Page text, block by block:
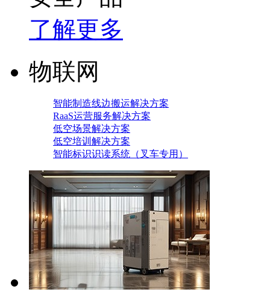
了解更多
物联网
智能制造线边搬运解决方案
RaaS运营服务解决方案
低空场景解决方案
低空培训解决方案
智能标识识读系统（叉车专用）